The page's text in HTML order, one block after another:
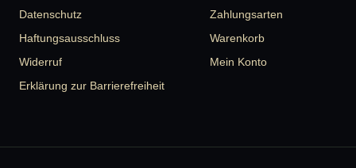
Datenschutz
Haftungsausschluss
Widerruf
Erklärung zur Barrierefreiheit
Zahlungsarten
Warenkorb
Mein Konto